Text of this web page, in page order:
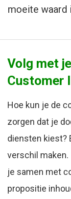
moeite waard
Volg met
Customer
Hoe kun je de
zorgen dat je
diensten kiest?
verschil
je samen met
propositie